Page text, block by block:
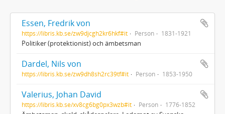
Essen, Fredrik von
https://libris.kb.se/zw9djcgh2kr6hkf#it Person 1831-1921
Politiker (protektionist) och ämbetsman
Dardel, Nils von
https://libris.kb.se/zw9dh8sh2rc39tf#it Person 1853-1950
Valerius, Johan David
https://libris.kb.se/xv8cg6bg0px3wzb#it Person 1776-1852